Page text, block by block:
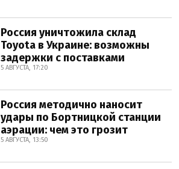
Россия уничтожила склад
Toyota в Украине: возможны
задержки с поставками
5 АВГУСТА, 17:20
Россия методично наносит
удары по Бортницкой станции
аэрации: чем это грозит
5 АВГУСТА, 13:50